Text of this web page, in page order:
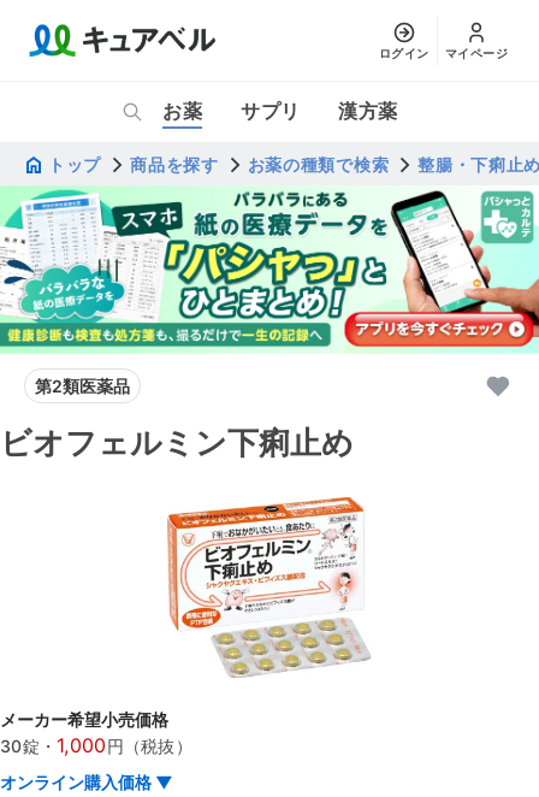
ログイン マイページ
お薬 サプリ 漢方薬
トップ 商品を探す お薬の種類で検索 整腸・下痢止
第2類医薬品
ビオフェルミン下痢止め
メーカー希望小売価格
30錠 ・ 1,000 円（税抜）
オンライン購入価格 ▼